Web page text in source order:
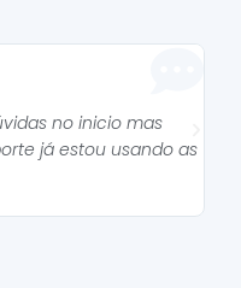
no inicio mas
já estou usando as